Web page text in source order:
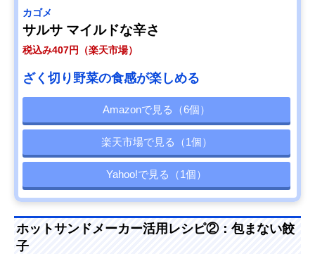
カゴメ
サルサ マイルドな辛さ
税込み407円（楽天市場）
ざく切り野菜の食感が楽しめる
Amazonで見る（6個）
楽天市場で見る（1個）
Yahoo!で見る（1個）
ホットサンドメーカー活用レシピ②：包まない餃
子